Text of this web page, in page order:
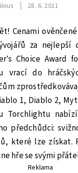
28. 6. 2011
Cenami
za nejlepší
Choice Award
vrací do
1, Diablo 2,
Torchlightu
předchůdci:
které lze získat.
hře se svými
Reklama